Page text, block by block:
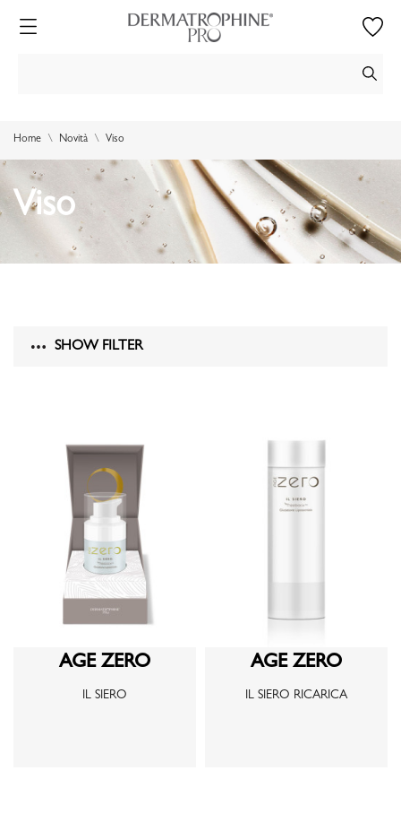
Home Novità Viso
Viso
SHOW FILTER
AGE ZERO
IL SIERO
AGE ZERO
IL SIERO RICARICA